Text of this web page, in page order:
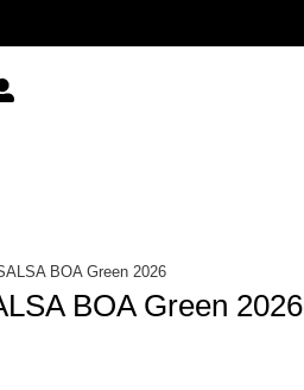
BOA Green 2026
BOA Green 2026